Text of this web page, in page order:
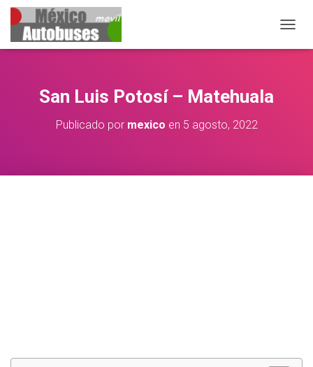
San Luis Potosí – Matehuala
Publicado por mexico en 5 agosto, 2022